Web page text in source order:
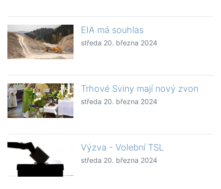
EIA má souhlas
středa 20. března 2024
Trhové Sviny mají nový zvon
středa 20. března 2024
Výzva - Volební TSL
středa 20. března 2024